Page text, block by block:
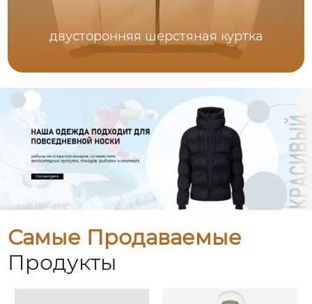
двусторонняя шерстяная куртка
Самые Продаваемые
Продукты